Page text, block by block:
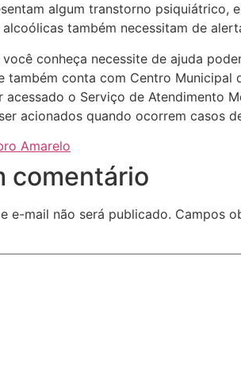
algum transtorno psiquiátrico,
também necessitam de
você conheça necessite de ajuda
também conta com Centro
acessado o Serviço de Atendimento
acionados quando ocorrem casos
Amarelo
comentário
e-mail não será publicado. Campos